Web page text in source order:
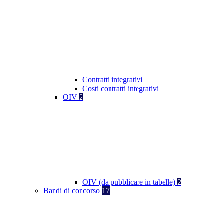
Contratti integrativi
Costi contratti integrativi
OIV 2
OIV (da pubblicare in tabelle) 2
Bandi di concorso 17